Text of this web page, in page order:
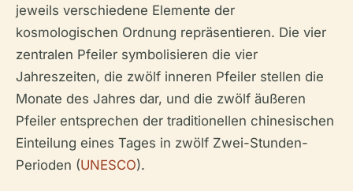
jeweils verschiedene Elemente der
kosmologischen Ordnung repräsentieren. Die vier
zentralen Pfeiler symbolisieren die vier
Jahreszeiten, die zwölf inneren Pfeiler stellen die
Monate des Jahres dar, und die zwölf äußeren
Pfeiler entsprechen der traditionellen chinesischen
Einteilung eines Tages in zwölf Zwei-Stunden-
Perioden (UNESCO).